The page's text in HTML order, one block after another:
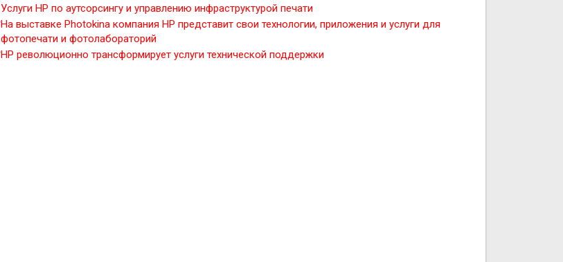
Услуги HP по аутсорсингу и управлению инфраструктурой печати
На выставке Photokina компания HP представит свои технологии, приложения и услуги для
фотопечати и фотолабораторий
HP революционно трансформирует услуги технической поддержки